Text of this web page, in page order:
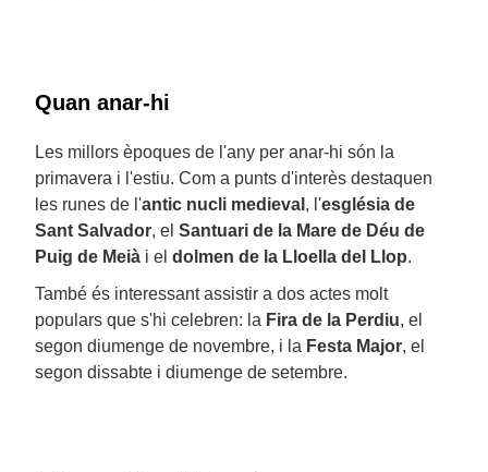
Quan anar-hi
Les millors èpoques de l'any per anar-hi són la
primavera i l'estiu. Com a punts d'interès destaquen
les runes de l'antic nucli medieval , l'església de
Sant Salvador, el Santuari de la Mare de Déu de
Puig de Meià i el dolmen de la Lloella del Llop.
També és interessant assistir a dos actes molt
populars que s'hi celebren: la Fira de la Perdiu, el
segon diumenge de novembre, i la Festa Major, el
segon dissabte i diumenge de setembre.